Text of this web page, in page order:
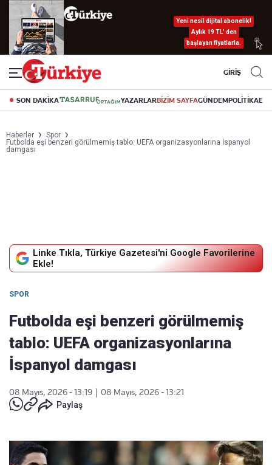
Yeni nesil dijital abonelik!
Aylık 19 TL’ den
başlayan fiyatlarla.
GİRİŞ
SON DAKİKA YAZARLARBİZİM SAYFAGÜNDEMPOLİTİKA
Haberler
Spor
Futbolda eşi benzeri görülmemiş tablo: UEFA organizasyonlarına İspanyol
damgası
Linke Tıkla, Türkiye Gazetesi'ni Google Favorilerine
Ekle!
SPOR
Futbolda eşi benzeri görülmemiş
tablo: UEFA organizasyonlarına
İspanyol damgası
08 Mayıs, 2026 - 13:19
08 Mayıs, 2026 - 13:21
Paylaş